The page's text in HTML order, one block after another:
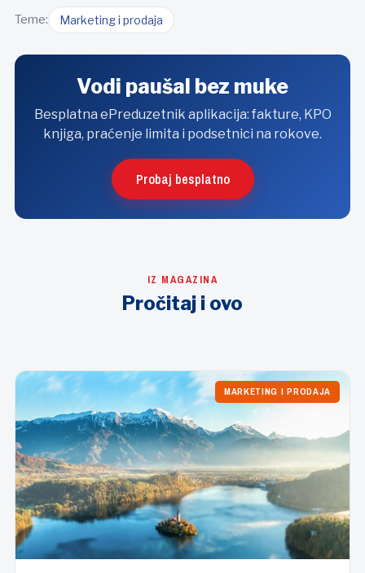
Teme: Marketing i prodaja
Vodi paušal bez muke
Besplatna ePreduzetnik aplikacija: fakture, KPO
knjiga, praćenje limita i podsetnici na rokove.
Probaj besplatno
IZ MAGAZINA
Pročitaj i ovo
MARKETING I PRODAJA